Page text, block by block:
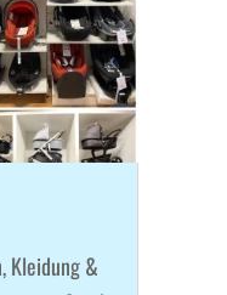
,Kleidung &